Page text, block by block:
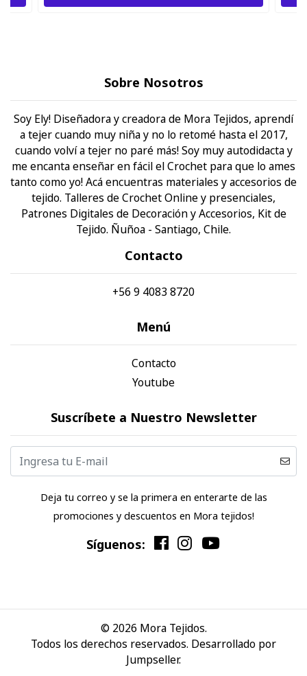
Sobre Nosotros
Soy Ely! Diseñadora y creadora de Mora Tejidos, aprendí
a tejer cuando muy niña y no lo retomé hasta el 2017,
cuando volví a tejer no paré más! Soy muy autodidacta y
me encanta enseñar en fácil el Crochet para que lo ames
tanto como yo! Acá encuentras materiales y accesorios de
tejido. Talleres de Crochet Online y presenciales,
Patrones Digitales de Decoración y Accesorios, Kit de
Tejido. Ñuñoa - Santiago, Chile.
Contacto
+56 9 4083 8720
Menú
Contacto
Youtube
Suscríbete a Nuestro Newsletter
Deja tu correo y se la primera en enterarte de las
promociones y descuentos en Mora tejidos!
Síguenos:
© 2026 Mora Tejidos.
Todos los derechos reservados. Desarrollado por
Jumpseller.